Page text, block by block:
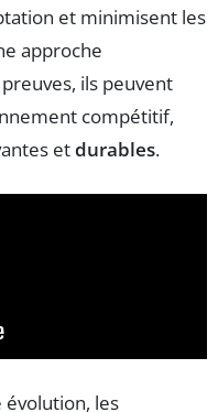
et minimisent les
approche
ils peuvent
compétitif,
etdurables.
les